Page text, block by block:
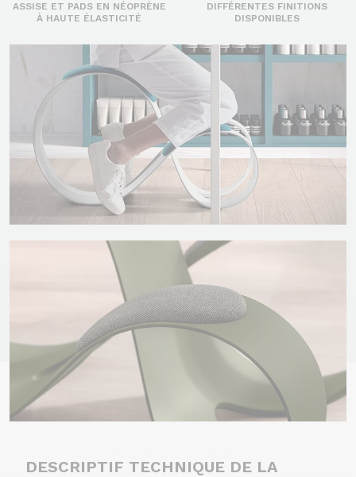
ASSISE ET PADS EN NÉOPRÈNE
À HAUTE ÉLASTICITÉ
DIFFÉRENTES FINITIONS
DISPONIBLES
DESCRIPTIF TECHNIQUE DE LA